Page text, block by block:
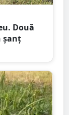
Două
șanț